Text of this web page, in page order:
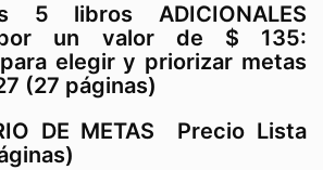
5 libros ADICIONALES
por un valor de $ 135:
elegir y priorizar metas
(27 páginas)
DE METAS Precio Lista